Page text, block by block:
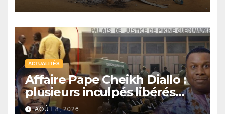
ACTUALITÉS
Affaire Pape Cheikh Diallo :
plusieurs inculpés libérés
après un non-lieu partiel
AOÛT 8, 2026